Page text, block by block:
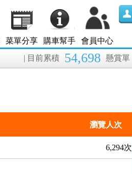
菜單分享 購車幫手 會員中心
| 目前累積 54,698 懸賞單
瀏覽人次
6,294次